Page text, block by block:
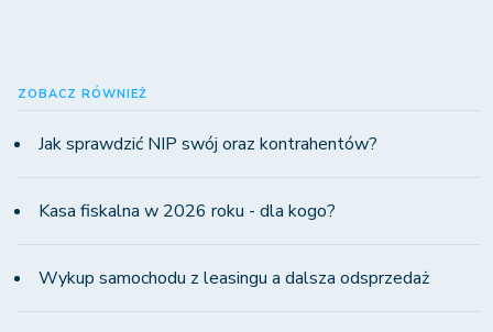
ZOBACZ RÓWNIEŻ
Jak sprawdzić NIP swój oraz kontrahentów?
Kasa fiskalna w 2026 roku - dla kogo?
Wykup samochodu z leasingu a dalsza odsprzedaż